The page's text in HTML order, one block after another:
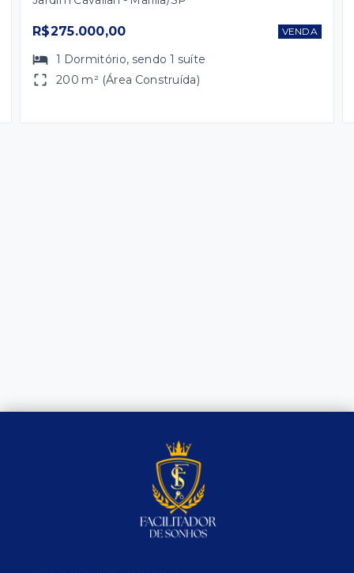
R$275.000,00 VENDA
1 Dormitório, sendo 1 suíte
200 m² (Área Construída)